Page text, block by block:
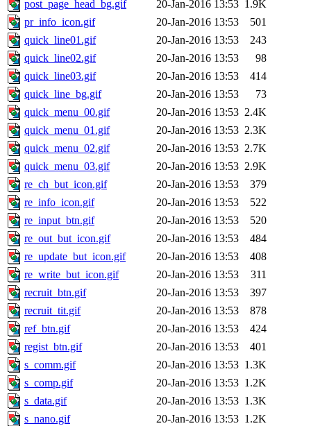
post_page_head_bg.gif 20-Jan-2016 13:53 1.9K
pr_info_icon.gif
20-Jan-2016 13:53
501
quick_line01.gif
20-Jan-2016 13:53
243
quick_line02.gif
20-Jan-2016 13:53
98
quick_line03.gif
20-Jan-2016 13:53
414
quick_line_bg.gif
20-Jan-2016 13:53
73
quick_menu_00.gif
20-Jan-2016 13:53 2.4K
quick_menu_01.gif
20-Jan-2016 13:53 2.3K
quick_menu_02.gif
20-Jan-2016 13:53 2.7K
quick_menu_03.gif
20-Jan-2016 13:53 2.9K
re_ch_but_icon.gif
20-Jan-2016 13:53
379
re_info_icon.gif
20-Jan-2016 13:53
522
re_input_btn.gif
20-Jan-2016 13:53
520
re_out_but_icon.gif
20-Jan-2016 13:53
484
re_update_but_icon.gif
20-Jan-2016 13:53
408
re_write_but_icon.gif
20-Jan-2016 13:53
311
recruit_btn.gif
20-Jan-2016 13:53
397
recruit_tit.gif
20-Jan-2016 13:53
878
ref_btn.gif
20-Jan-2016 13:53
424
regist_btn.gif
20-Jan-2016 13:53
401
s_comm.gif
20-Jan-2016 13:53 1.3K
s_comp.gif
20-Jan-2016 13:53 1.2K
s_data.gif
20-Jan-2016 13:53 1.3K
s_nano.gif
20-Jan-2016 13:53 1.2K